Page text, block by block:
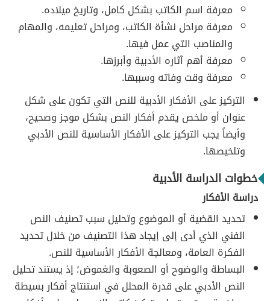
معرفة اسم الكاتب بشكل كامل، وتاريخ ميلاده.
معرفة مراحل نشأة الكاتب، ومراحل تعليمه، والمهام
والمناصب التي عمل فيها.
معرفة أهم آثاره الأدبية وأبرزها.
معرفة وقت وفاته وسببها.
التركيز على الأفكار الأدبية للنص التي تكون على شكل
عنوان أو ملخص يقدم أفكار النص بشكل موجز وصحيح،
وأيضاً يجب التركيز على الأفكار الأساسية للنص الأدبي
وتلخيصها.
خطوات الدراسة الأدبية
دراسة الأفكار
تحديد القضية أو الموضوع وتحليل سبب تصنيف النص
الفني الذي أدى إلى إيجاد هذا التصنيف من خلال تحديد
الفكرة العامة، ومعالجة الأفكار الأساسية للنص.
البساطة والوضوح أو الصعوبة والغموض؛ إذ يستند تحليل
النص الأدبي على قدرة المحلل في استنتاج أفكار بسيطة